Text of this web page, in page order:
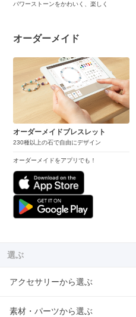
パワーストーンをかわいく、楽しく
オーダーメイド
オーダーメイドブレスレット
230種以上の石で自由にデザイン
オーダーメイドをアプリでも！
選ぶ
アクセサリーから選ぶ
素材・パーツから選ぶ